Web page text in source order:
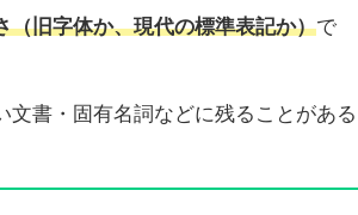
（旧字体か、現代の標準表記か）で
文書・固有名詞などに残ることがある